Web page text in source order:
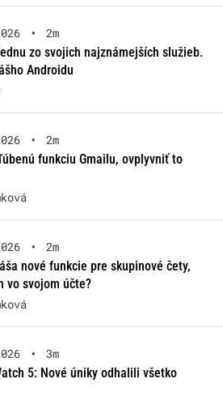
•
2m
zo svojich najznámejších služieb.
Androidu
•
2m
funkciu Gmailu, ovplyvniť to
•
2m
nové funkcie pre skupinové čety,
vo svojom účte?
•
3m
5: Nové úniky odhalili všetko